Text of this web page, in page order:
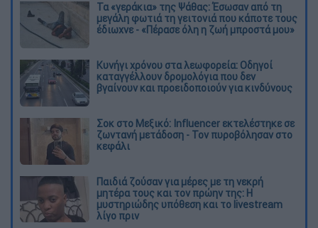
Τα «γεράκια» της Ψάθας: Έσωσαν από τη
μεγάλη φωτιά τη γειτονιά που κάποτε τους
έδιωχνε - «Πέρασε όλη η ζωή μπροστά μου»
Κυνήγι χρόνου στα λεωφορεία: Οδηγοί
καταγγέλλουν δρομολόγια που δεν
βγαίνουν και προειδοποιούν για κινδύνους
Σοκ στο Μεξικό: Influencer εκτελέστηκε σε
ζωντανή μετάδοση - Τον πυροβόλησαν στο
κεφάλι
Παιδιά ζούσαν για μέρες με τη νεκρή
μητέρα τους και τον πρώην της: Η
μυστηριώδης υπόθεση και το livestream
λίγο πριν